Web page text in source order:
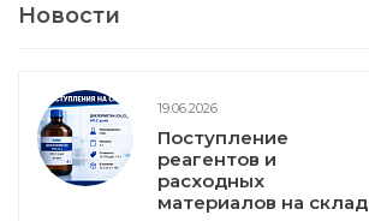
Новости
19.06.2026
Поступление
реагентов и
расходных
материалов на склад